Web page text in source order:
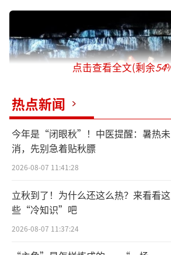
《鼎盛王朝·康熙大典》实景
作为我国首部以皇家文化
出，《鼎盛王朝·康熙大典
丹霞地貌景观及周围的山脉
实景演绎一段不朽的帝王传奇
点击查看全文(剩余54
热点新闻
今年是“闭眼秋”！中医提醒：暑热未
消，先别急着贴秋膘
2026-08-07 11:41:28
立秋到了！为什么还这么热？来看看这
些“冷知识”吧
2026-08-07 11:37:24